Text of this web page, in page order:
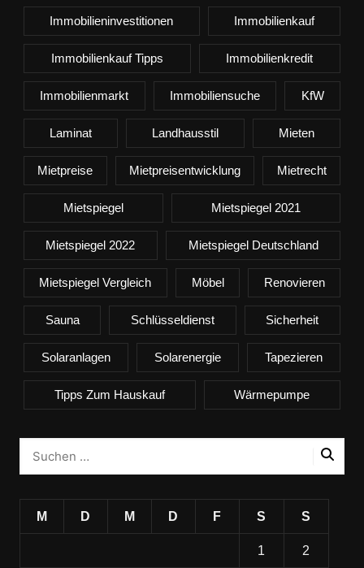
Immobilieninvestitionen Immobilienkauf
Immobilienkauf Tipps Immobilienkredit
Immobilienmarkt Immobiliensuche KfW
Laminat Landhausstil Mieten
Mietpreise Mietpreisentwicklung Mietrecht
Mietspiegel Mietspiegel 2021
Mietspiegel 2022 Mietspiegel Deutschland
Mietspiegel Vergleich Möbel Renovieren
Sauna Schlüsseldienst Sicherheit
Solaranlagen Solarenergie Tapezieren
Tipps Zum Hauskauf Wärmepumpe
M D M D F S S
1 2